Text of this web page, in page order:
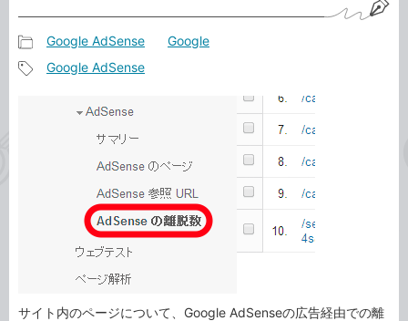
事
Google AdSense Google
Google AdSense
サイト内のページについて、Google AdSenseの広告経由での離